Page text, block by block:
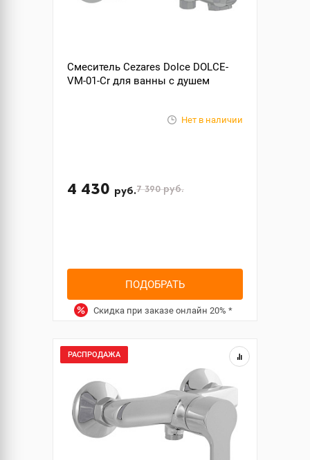
Смеситель Cezares Dolce DOLCE-
VM-01-Cr для ванны с душем
Нет в наличии
4 430 руб.7 390руб.
ПОДОБРАТЬ
Скидка при заказе онлайн 20% *
РАСПРОДАЖА